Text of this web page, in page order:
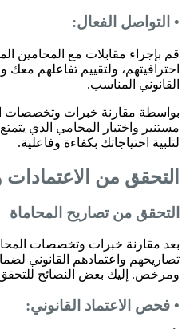
• التواصل الفعال:
قم بإجراء مقابلات مع المحامين
احترافيتهم، ولتقييم تفاعلهم
القانوني المناسب.
بواسطة مقارنة خبرات وتخصصات
مستنير واختيار المحامي الذي
لتلبية احتياجاتك بكفاءة وفاعلية.
التحقق من الاعتمادات
التحقق من تصاريح المحاماة
بعد مقارنة خبرات وتخصصات
تصاريحهم واعتمادهم القانوني
ومرخص. إليك بعض النصائح
• فحص الاعتماد القانوني: